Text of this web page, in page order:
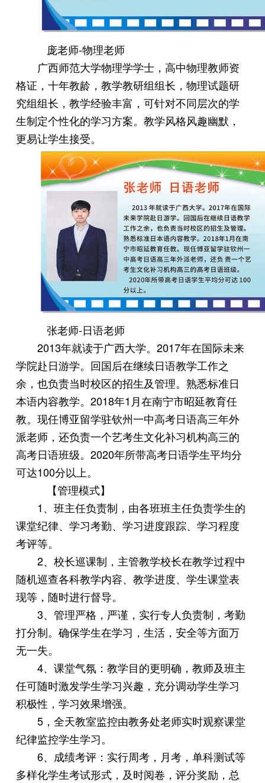
庞老师-物理老师
广西师范大学物理学学士，高中物理教师资
格证，十年教龄，教学教研组组长，物理试题研
究组组长，教学经验丰富，可针对不同层次的学
生制定个性化的学习方案。教学风格风趣幽默，
更易让学生接受。
张老师-日语老师
2013年就读于广西大学。2017年在国际未来
学院赴日游学。回国后在继续日语教学工作之
余，也负责当时校区的招生及管理。熟悉标准日
本语内容教学。2018年1月在南宁市昭延教育任
教。现任博亚留学驻钦州一中高考日语高三年外
派老师，还负责一个艺考生文化补习机构高三的
高考日语班级。2020年所带高考日语学生平均分
可达100分以上。
【管理模式】
1、班主任负责制，由各班班主任负责学生的
课堂纪律、学习考勤、学习进度跟踪、学习程度
考评等。
2、校长巡课制，主管教学校长在教学过程中
随机巡查各科教学内容、教学进度、学生课堂表
现等，随时进行督导。
3、管理严格，严谨，实行专人负责制，考勤
打分制。确保学生在学习，生活，安全等方面万
无一失。
4、课堂气氛：教学目的更明确，教师及班主
任可随时激发学生学习兴趣，充分调动学生学习
积极性，学习效果增强。
5，全天教室监控由教务处老师实时观察课堂
纪律监控学生学习。
6、成绩考评：实行周考，月考，单科测试等
多样化学生考试形式，及时阅卷，评分奖励，总